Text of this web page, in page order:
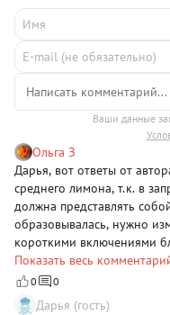
Ваши данные
Ольга З
Дарья, вот ответы от
среднего лимона, т.к. в
должна представлять
образовывалась, нужно
короткими включениями
хранить пасту больше 2-
Показать весь
0 0
Дарья (гость)